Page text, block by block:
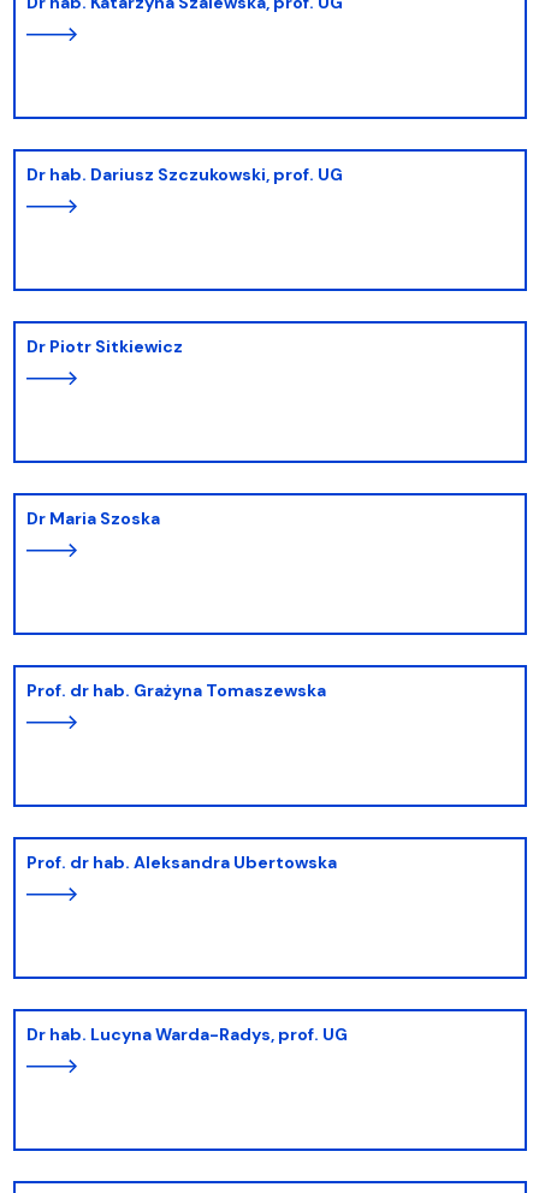
dr hab. Dariusz Szczukowski, prof. UG
dr Piotr Sitkiewicz
dr Maria Szoska
prof. dr hab. Grażyna Tomaszewska
prof. dr hab. Aleksandra Ubertowska
dr hab. Lucyna Warda-Radys, prof. UG